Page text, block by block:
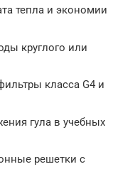
тепла и экономии
круглого или
класса G4 и
гула в учебных
решетки с